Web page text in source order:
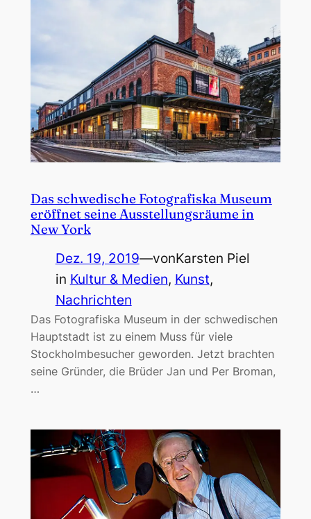
Das schwedische Fotografiska Museum
eröffnet seine Ausstellungsräume in
New York
Dez. 19, 2019—vonKarsten Piel
in Kultur & Medien, Kunst
Nachrichten
Das Fotografiska Museum in der schwedischen
Hauptstadt ist zu einem Muss für viele
Stockholmbesucher geworden. Jetzt brachten
seine Gründer, die Brüder Jan und Per Broman,
…